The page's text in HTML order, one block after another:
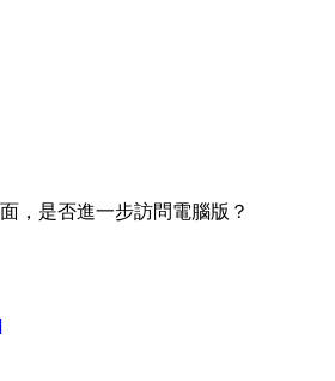
，是否進一步訪問電腦版？